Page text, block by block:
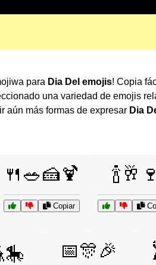
para Dia Del emojis! Copia
una variedad de emojis
aún más formas de expresar Dia
🍴🥗🍰🍹
Copiar
🍾🥂🍷
📅🎊🎉